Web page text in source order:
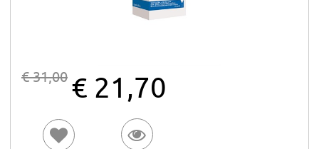
€ 31,00 € 21,70